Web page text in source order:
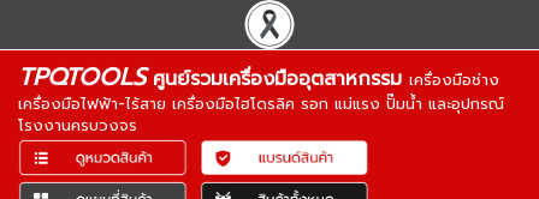
TPQTOOLSศูนย์รวมเครื่องมืออุตสาหกรรม เครื่องมือช่าง
เครื่องมือไฟฟ้า-ไร้สาย เครื่องมือไฮโดรลิค รอก แม่แรง ปั๊มน้ำ และอุปกรณ์
โรงงานครบวงจร